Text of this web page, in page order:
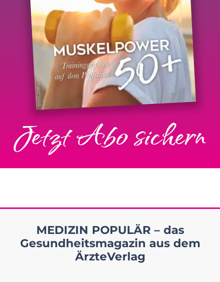
Jetzt Abo sichern
MEDIZIN POPULÄR – das
Gesundheitsmagazin aus dem
ÄrzteVerlag